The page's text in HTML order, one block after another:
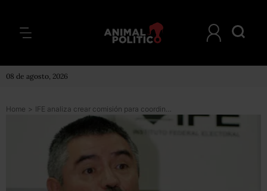
08 de agosto, 2026
Home > IFE analiza crear comisión para coordinar debate entre candidatos